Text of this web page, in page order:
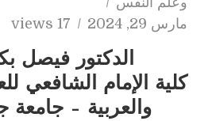
مارس 29, 2024
17 views
الدكتور فيصل
كلية الإمام الشافعي
والعربية – جامعة